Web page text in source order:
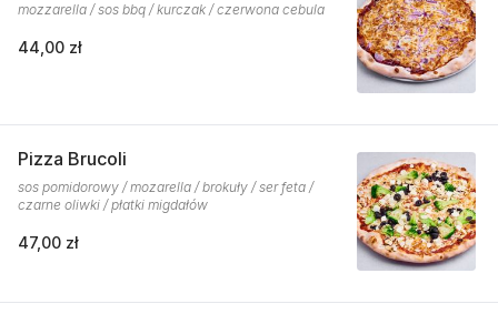
mozzarella / sos bbq / kurczak / czerwona cebula
44,00 zł
Pizza Brucoli
sos pomidorowy / mozarella / brokuły / ser feta /
czarne oliwki / płatki migdałów
47,00 zł